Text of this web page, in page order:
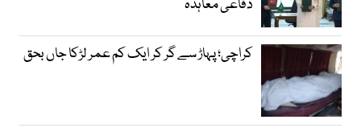
دفاعی معاہدہ
کراچی؛ پہاڑ سے گر کر ایک کم عمر لڑکا جاں بحق